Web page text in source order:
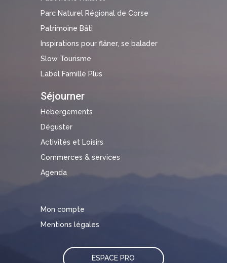
Parc Naturel Régional de Corse
Patrimoine Bâti
Inspirations pour flâner, se balader
Slow Tourisme
Label Famille Plus
Séjourner
Hébergements
Déguster
Activités et Loisirs
Commerces & services
Agenda
Mon compte
Mentions légales
ESPACE PRO